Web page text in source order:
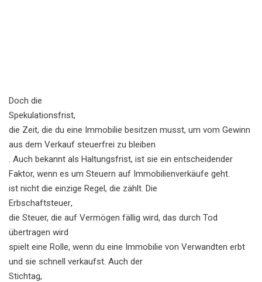
Doch die
Spekulationsfrist,
die Zeit, die du eine Immobilie besitzen musst, um vom Gewinn
aus dem Verkauf steuerfrei zu bleiben
. Auch bekannt als Haltungsfrist, ist sie ein entscheidender
Faktor, wenn es um Steuern auf Immobilienverkäufe geht.
ist nicht die einzige Regel, die zählt. Die
Erbschaftsteuer,
die Steuer, die auf Vermögen fällig wird, das durch Tod
übertragen wird
spielt eine Rolle, wenn du eine Immobilie von Verwandten erbt
und sie schnell verkaufst. Auch der
Stichtag,